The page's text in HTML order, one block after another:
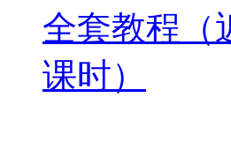
全套教程（
课时）